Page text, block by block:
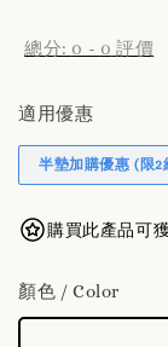
總分: 0 - 0 評價
適用優惠
半墊加購優惠 (限2
購買此產品可
顏色 / Color